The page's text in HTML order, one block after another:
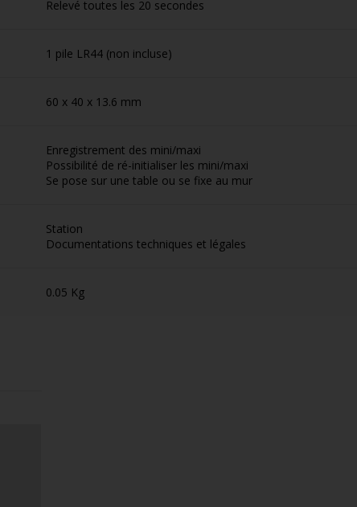
Relevé toutes les 20 secondes
1 pile LR44 (non incluse)
60 x 40 x 13.6 mm
Enregistrement des mini/maxi
Possibilité de ré-initialiser les mini/maxi
Se pose sur une table ou se fixe au mur
Station
Documentations techniques et légales
0.05 Kg